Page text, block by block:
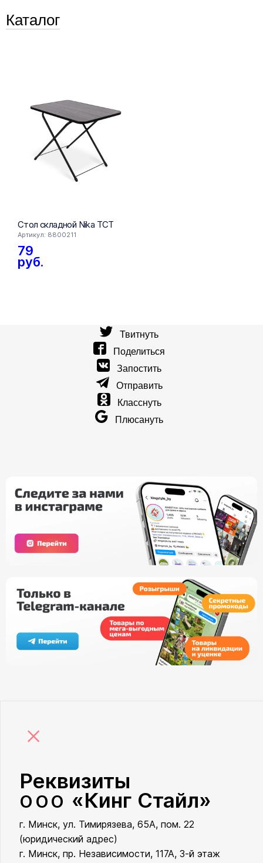
Каталог
Стол складной Nika ТСТ
Артикул: 8800211
79
руб.
Твитнуть
Поделиться
Запостить
Отправить
Класснуть
Плюсануть
×
Реквизиты
ООО «Кинг Стайл»
ООО «Кинг Стайл»
г. Минск, ул. Тимирязева, 65А, пом. 22
(юридический адрес)
г. Минск, пр. Независимости, 117А, 3-й этаж